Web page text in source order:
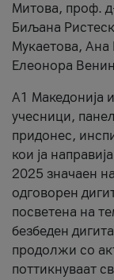
Митова, проф.
Биљана
Мукаетова, Ана
Елеонора
А1 Македонија
учесници,
придонес,
кои ја
2025 значаен
одговорен
посветена на
безбеден
продолжи со
поттикнуваат